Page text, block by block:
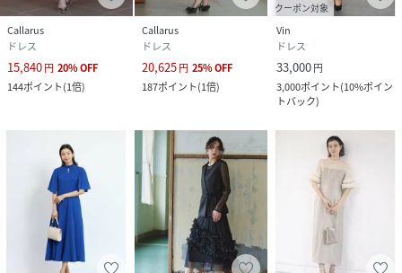
Callarus
ドレス
15,840円 20%OFF
144ポイント(1倍)
Callarus
ドレス
20,625円 25%OFF
187ポイント(1倍)
クーポン対象
Vin
ドレス
33,000円
3,000ポイント(10%ポイン
トバック)